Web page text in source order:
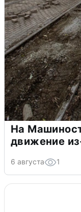
На
движение
6 августа 1